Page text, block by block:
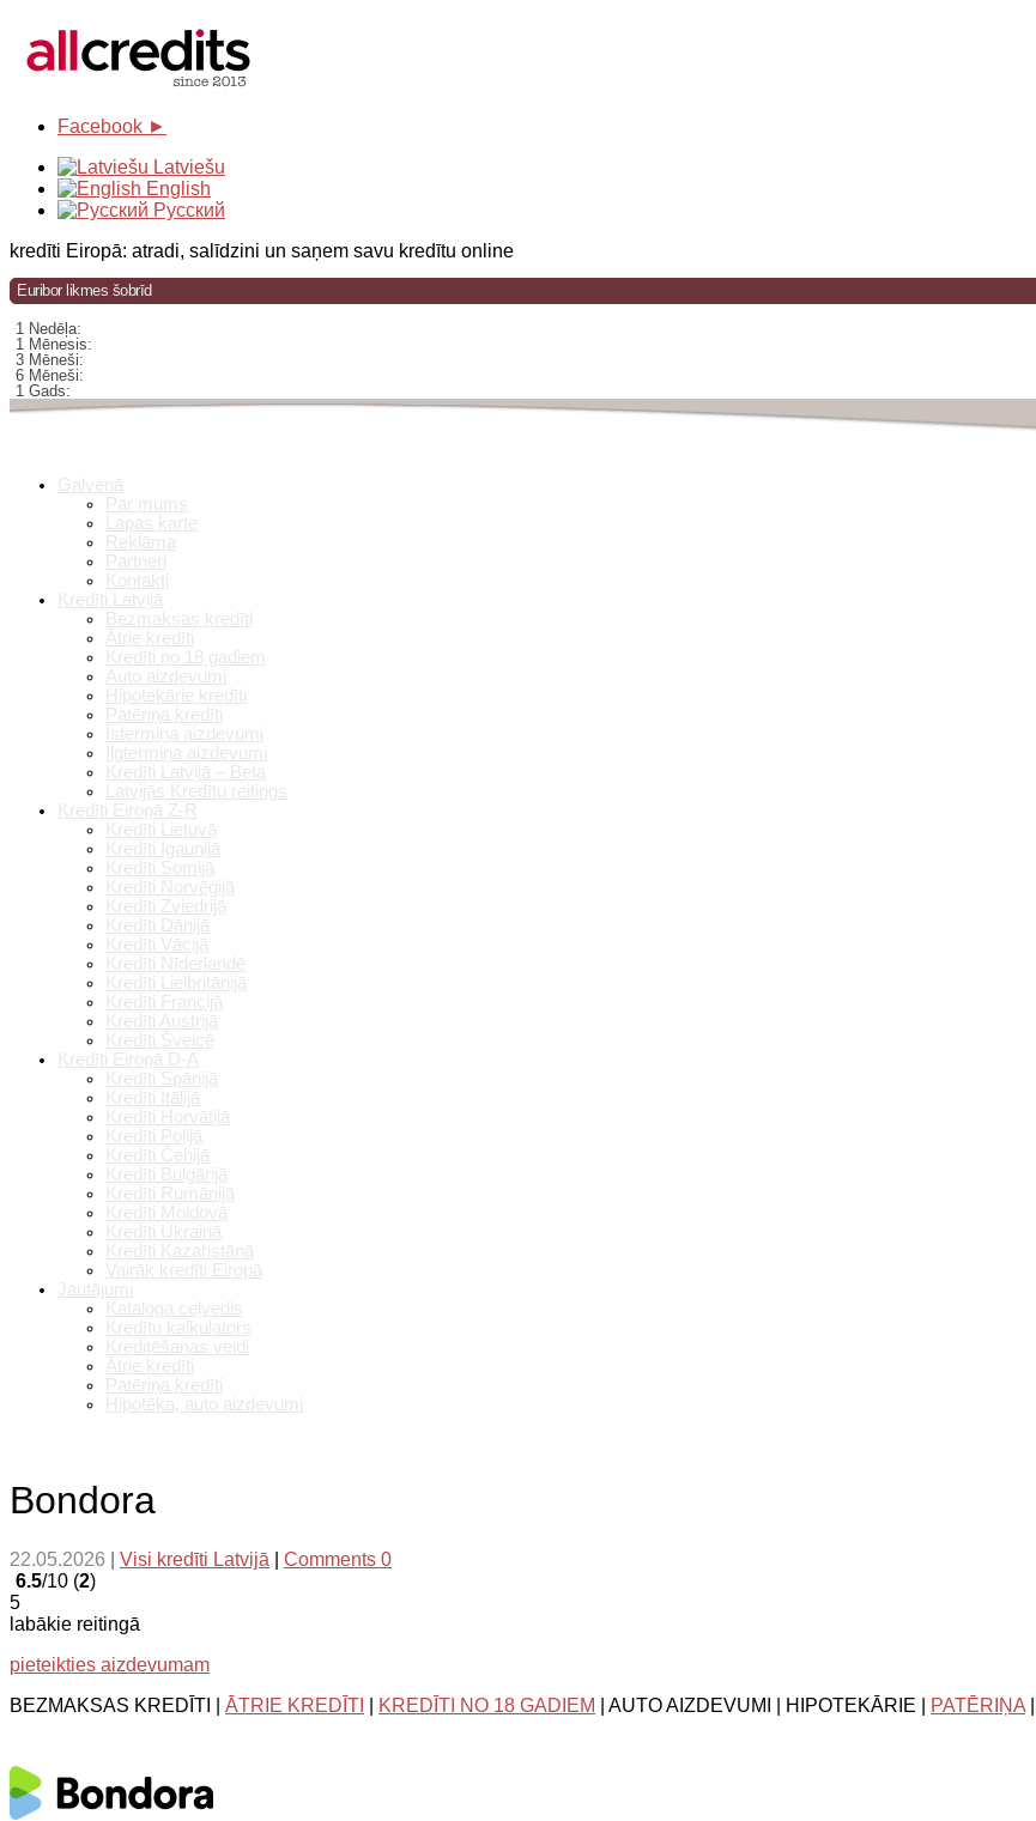
Facebook ►
Latviešu
English
Русский
kredīti Eiropā: atradi, salīdzini un saņem savu kredītu online
Euribor likmes šobrīd
1 Nedēļa:
1 Mēnesis:
3 Mēneši:
6 Mēneši:
1 Gads:
Bondora
22.05.2026 Visi kredīti Latvijā
Comments 0
6.5/10 (2)
5
labākie reitingā
pieteikties aizdevumam
BEZMAKSAS KREDĪTI | ĀTRIE KREDĪTI KREDĪTI NO 18 GADIEM | AUTO AIZDEVUMI | HIPOTEKĀRIE | PATĒRIŅA